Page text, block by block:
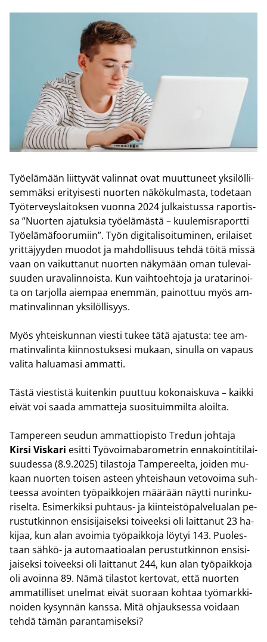
Työ­elä­mään liit­ty­vät va­lin­nat ovat muut­tu­neet yk­si­löl­li­
sem­mäk­si eri­tyi­ses­ti nuor­ten nä­kö­kul­mas­ta, to­de­taan
Työ­ter­veys­lai­tok­sen vuon­na 2024 jul­kais­tus­sa ra­por­tis­
sa ”Nuor­ten aja­tuk­sia työ­elä­mäs­tä – kuu­le­mis­ra­port­ti
Työ­elä­mä­foo­ru­miin”. Työn di­gi­ta­li­soi­tu­mi­nen, eri­lai­set
yrit­tä­jyy­den muo­dot ja mah­dol­li­suus tehdä töitä missä
vaan on vai­kut­ta­nut nuor­ten nä­ky­mään oman tu­le­vai­
suu­den ura­va­lin­nois­ta. Kun vaih­toeh­to­ja ja ura­ta­ri­noi­
ta on tar­jol­la ai­em­paa enem­män, pai­not­tuu myös am­
ma­tin­va­lin­nan yk­si­löl­li­syys.
Myös yh­teis­kun­nan vies­ti tukee tätä aja­tus­ta: tee am­
ma­tin­va­lin­ta kiin­nos­tuk­se­si mu­kaan, si­nul­la on va­paus
va­li­ta ha­lua­ma­si am­mat­ti.
Tästä vies­tis­tä kui­ten­kin puut­tuu ko­ko­nais­ku­va – kaik­ki
eivät voi saada am­mat­te­ja suo­si­tuim­mil­ta aloil­ta.
Tam­pe­reen seu­dun am­mat­tio­pis­to Tre­dun joh­ta­ja
Kirsi Vis­ka­ri esit­ti Työ­voi­ma­ba­ro­met­rin en­na­koin­ti­ti­lai­
suu­des­sa (8.9.2025) ti­las­to­ja Tam­pe­reel­ta, joi­den mu­
kaan nuor­ten toi­sen as­teen yh­teis­haun ve­to­voi­ma suh­
tees­sa avoin­ten työ­paik­ko­jen mää­rään näyt­ti nu­rin­ku­
ri­sel­ta. Esi­mer­kik­si puhtaus-​ ja kiin­teis­tö­pal­ve­lua­lan pe­
rus­tut­kin­non en­si­si­jai­sek­si toi­veek­si oli lait­ta­nut 23 ha­
ki­jaa, kun alan avoi­mia työ­paik­ko­ja löy­tyi 143. Puo­les­
taan sähkö-​ ja au­to­maa­tio­alan pe­rus­tut­kin­non en­si­si­
jai­sek­si toi­veek­si oli lait­ta­nut 244, kun alan työ­paik­ko­ja
oli avoin­na 89. Nämä ti­las­tot ker­to­vat, että nuor­ten
am­ma­til­li­set unel­mat eivät suo­raan koh­taa työ­mark­ki­
noi­den ky­syn­nän kans­sa. Mitä oh­jauk­ses­sa voi­daan
tehdä tämän pa­ran­ta­mi­sek­si?